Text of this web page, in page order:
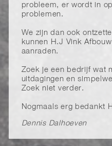
probleem, er wordt in
problemen.
We zijn dan ook
kunnen H.J Vink
aanraden.
Zoek je een bedrijf wat
uitdagingen en
Zoek niet verder.
Nogmaals erg bedankt
Dennis Dalhoeven